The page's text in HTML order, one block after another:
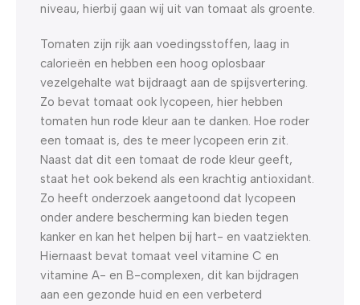
niveau, hierbij gaan wij uit van tomaat als groente.
Tomaten zijn rijk aan voedingsstoffen, laag in
calorieën en hebben een hoog oplosbaar
vezelgehalte wat bijdraagt aan de spijsvertering.
Zo bevat tomaat ook lycopeen, hier hebben
tomaten hun rode kleur aan te danken. Hoe roder
een tomaat is, des te meer lycopeen erin zit.
Naast dat dit een tomaat de rode kleur geeft,
staat het ook bekend als een krachtig antioxidant.
Zo heeft onderzoek aangetoond dat lycopeen
onder andere bescherming kan bieden tegen
kanker en kan het helpen bij hart- en vaatziekten.
Hiernaast bevat tomaat veel vitamine C en
vitamine A- en B-complexen, dit kan bijdragen
aan een gezonde huid en een verbeterd